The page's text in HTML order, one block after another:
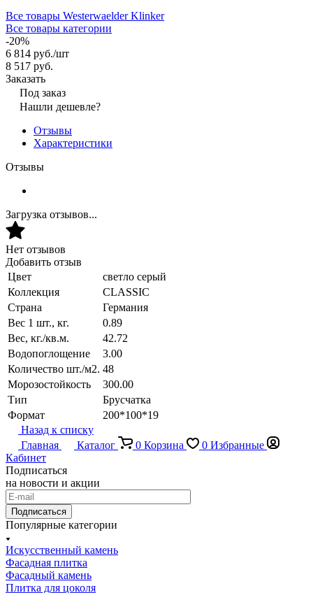
Все товары Westerwaelder Klinker
Все товары категории
-20%
6 814 руб./шт
8 517 руб.
Заказать
Под заказ
Нашли дешевле?
Отзывы
Характеристики
Отзывы
Загрузка отзывов...
Нет отзывов
Добавить отзыв
Цвет
светло серый
Коллекция
CLASSIC
Страна
Германия
Вес 1 шт., кг.
0.89
Вес, кг./кв.м.
42.72
Водопоглощение
3.00
Количество шт./м2. 48
Морозостойкость
300.00
Тип
Брусчатка
Формат
200*100*19
Назад к списку
Главная
Каталог 0 Корзина 0 Избранные
Кабинет
Подписаться
на новости и акции
Подписаться
Популярные категории
Искусственный камень
Фасадная плитка
Фасадный камень
Плитка для цоколя